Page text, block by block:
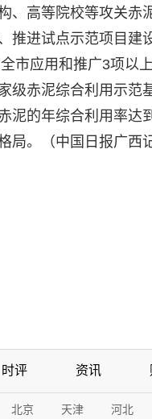
、高等院校等攻关赤
推进试点示范项目
市应用和推广3项以
级赤泥综合利用示
泥的年综合利用率
局。（中国日报广西
时评 资讯
北京 天津 河北